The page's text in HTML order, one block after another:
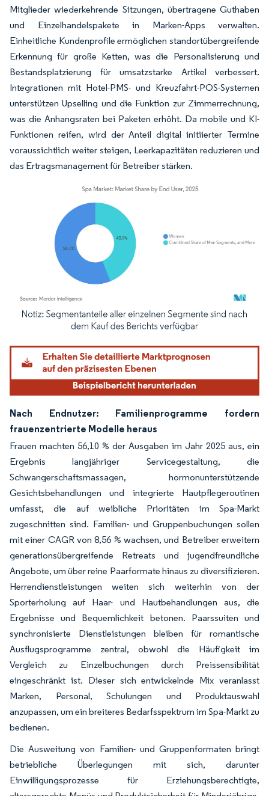
Mitglieder wiederkehrende Sitzungen, übertragene Guthaben
und Einzelhandelspakete in Marken-Apps verwalten.
Einheitliche Kundenprofile ermöglichen standortübergreifende
Erkennung für große Ketten, was die Personalisierung und
Bestandsplatzierung für umsatzstarke Artikel verbessert.
Integrationen mit Hotel-PMS- und Kreuzfahrt-POS-Systemen
unterstützen Upselling und die Funktion zur Zimmerrechnung,
was die Anhangsraten bei Paketen erhöht. Da mobile und KI-
Funktionen reifen, wird der Anteil digital initiierter Termine
voraussichtlich weiter steigen, Leerkapazitäten reduzieren und
das Ertragsmanagement für Betreiber stärken.
Bild © Mordor Intelligence. Wiederverwendung erfordert Namensnennung
Nach Endnutzer: Familienprogramme fordern
frauenzentrierte Modelle heraus
Frauen machten 56,10 % der Ausgaben im Jahr 2025 aus, ein
Ergebnis langjähriger Servicegestaltung, die
Schwangerschaftsmassagen, hormonunterstützende
Gesichtsbehandlungen und integrierte Hautpflegeroutinen
umfasst, die auf weibliche Prioritäten im Spa-Markt
zugeschnitten sind. Familien- und Gruppenbuchungen sollen
mit einer CAGR von 8,56 % wachsen, und Betreiber erweitern
generationsübergreifende Retreats und jugendfreundliche
Angebote, um über reine Paarformate hinaus zu diversifizieren.
Herrendienstleistungen weiten sich weiterhin von der
Sporterholung auf Haar- und Hautbehandlungen aus, die
Ergebnisse und Bequemlichkeit betonen. Paarssuiten und
synchronisierte Dienstleistungen bleiben für romantische
Ausflugsprogramme zentral, obwohl die Häufigkeit im
Vergleich zu Einzelbuchungen durch Preissensibilität
eingeschränkt ist. Dieser sich entwickelnde Mix veranlasst
Marken, Personal, Schulungen und Produktauswahl
anzupassen, um ein breiteres Bedarfsspektrum im Spa-Markt zu
bedienen.
Die Ausweitung von Familien- und Gruppenformaten bringt
betriebliche Überlegungen mit sich, darunter
Einwilligungsprozesse für Erziehungsberechtigte,